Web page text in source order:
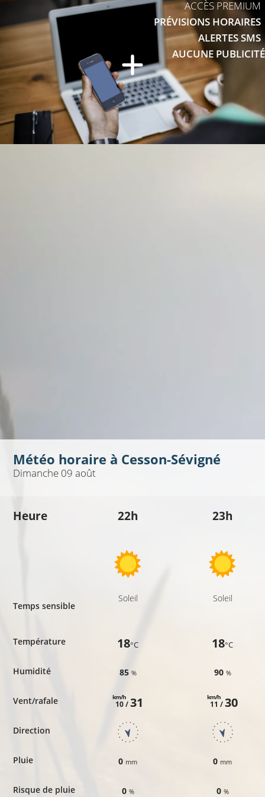
ACCÈS PREMIUM
PRÉVISIONS HORAIRES
ALERTES SMS
AUCUNE PUBLICITÉ
Météo horaire à Cesson-Sévigné
Dimanche 09 août
Heure
Temps sensible
Température
Humidité
Vent/rafale
Direction
Pluie
Risque de pluie
22h
Soleil
18°C
85 %
10 /
km/h 31
0 mm
0 %
23h
Soleil
18°C
90 %
11 /
km/h 30
0 mm
0 %